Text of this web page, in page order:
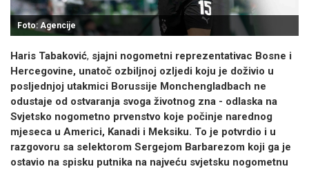
Foto: Agencije
Haris Tabaković, sjajni nogometni reprezentativac Bosne i
Hercegovine, unatoč ozbiljnoj ozljedi koju je doživio u
posljednjoj utakmici Borussije Monchengladbach ne
odustaje od ostvaranja svoga životnog zna - odlaska na
Svjetsko nogometno prvenstvo koje počinje narednog
mjeseca u Americi, Kanadi i Meksiku. To je potvrdio i u
razgovoru sa selektorom Sergejom Barbarezom koji ga je
ostavio na spisku putnika na najveću svjetsku nogometnu